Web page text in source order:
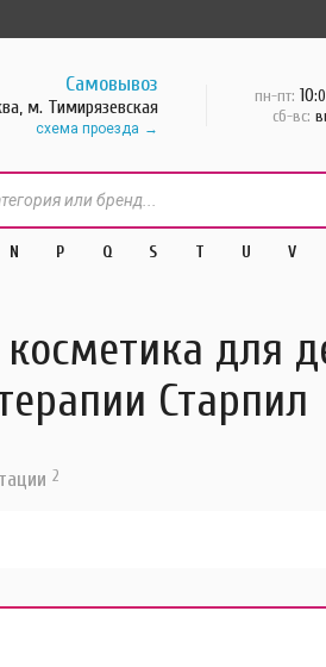
Самовывоз
м. Тимирязевская
схема проезда
пн-пт: 10
сб-вс:
N P Q S T U V
для
Старпил
2